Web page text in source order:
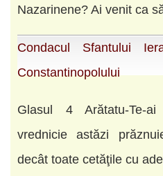
Nazarinene? Ai venit ca
Condacul Sfantului
Constantinopolului
Glasul 4 Arătatu-Te-
vrednicie astăzi
decât toate cetăţile cu